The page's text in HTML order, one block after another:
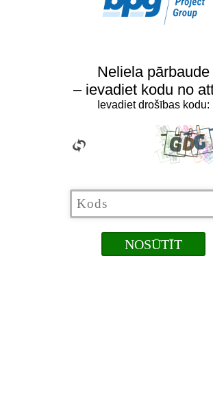
Neliela pārbaude
– ievadiet kodu no
Ievadiet drošības kodu: